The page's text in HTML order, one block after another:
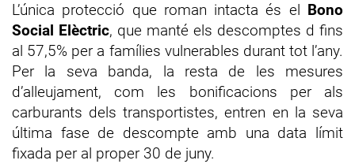
L’única protecció que roman intacta és el Bono
Social Elèctric, que manté els descomptes d fins
al 57,5% per a famílies vulnerables durant tot l’any.
Per la seva banda, la resta de les mesures
d’alleujament, com les bonificacions per als
carburants dels transportistes, entren en la seva
última fase de descompte amb una data límit
fixada per al proper 30 de juny.